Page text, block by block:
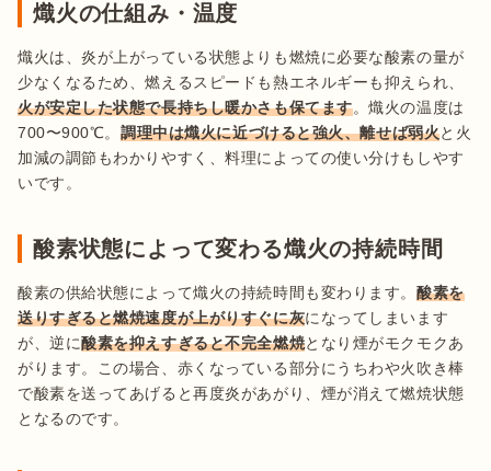
熾火の仕組み・温度
熾火は、炎が上がっている状態よりも燃焼に必要な酸素の量が
少なくなるため、燃えるスピードも熱エネルギーも抑えられ、
火が安定した状態で長持ちし暖かさも保てます。熾火の温度は
700〜900℃。調理中は熾火に近づけると強火、離せば弱火と火
加減の調節もわかりやすく、料理によっての使い分けもしやす
いです。
酸素状態によって変わる熾火の持続時間
酸素の供給状態によって熾火の持続時間も変わります。 酸素を
送りすぎると燃焼速度が上がりすぐに灰になってしまいます
が、逆に酸素を抑えすぎると不完全燃焼となり煙がモクモクあ
がります。この場合、赤くなっている部分にうちわや火吹き棒
で酸素を送ってあげると再度炎があがり、煙が消えて燃焼状態
となるのです。